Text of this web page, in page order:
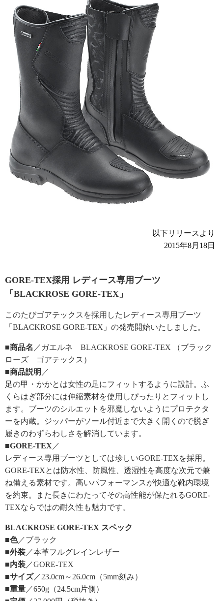
以下リリースより
2015年8月18日
GORE-TEX採用 レディース専用ブーツ
「BLACKROSE GORE-TEX」
このたびゴアテックスを採用したレディース専用ブーツ
「BLACKROSE GORE-TEX」の発売開始いたしました。
■商品名 ／ガエルネ BLACKROSE GORE-TEX （ブラック
ローズ ゴアテックス）
■商品説明 ／
足の甲・かかとは女性の足にフィットするように設計。ふ
くらはぎ部分には伸縮素材を使用しぴったりとフィットし
ます。ブーツのシルエットを邪魔しないようにプロテクタ
ーを内蔵。ジッパーがソール付近まで大きく開くので脱ぎ
履きのわずらわしさを解消しています。
■GORE-TEX ／
レディース専用ブーツとしては珍しいGORE-TEXを採用。
GORE-TEXとは防水性、防風性、透湿性を高度な次元で兼
ね備える素材です。高いパフォーマンスが快適な靴内環境
を約束。また長きにわたってその高性能が保たれるGORE-
TEXならではの耐久性も魅力です。
BLACKROSE GORE-TEX スペック
■色／ブラック
■外装 ／本革フルグレインレザー
■内装 ／GORE-TEX
■サイズ／23.0cm～26.0cm（5mm刻み）
■重量 ／650g（24.5cm片側）